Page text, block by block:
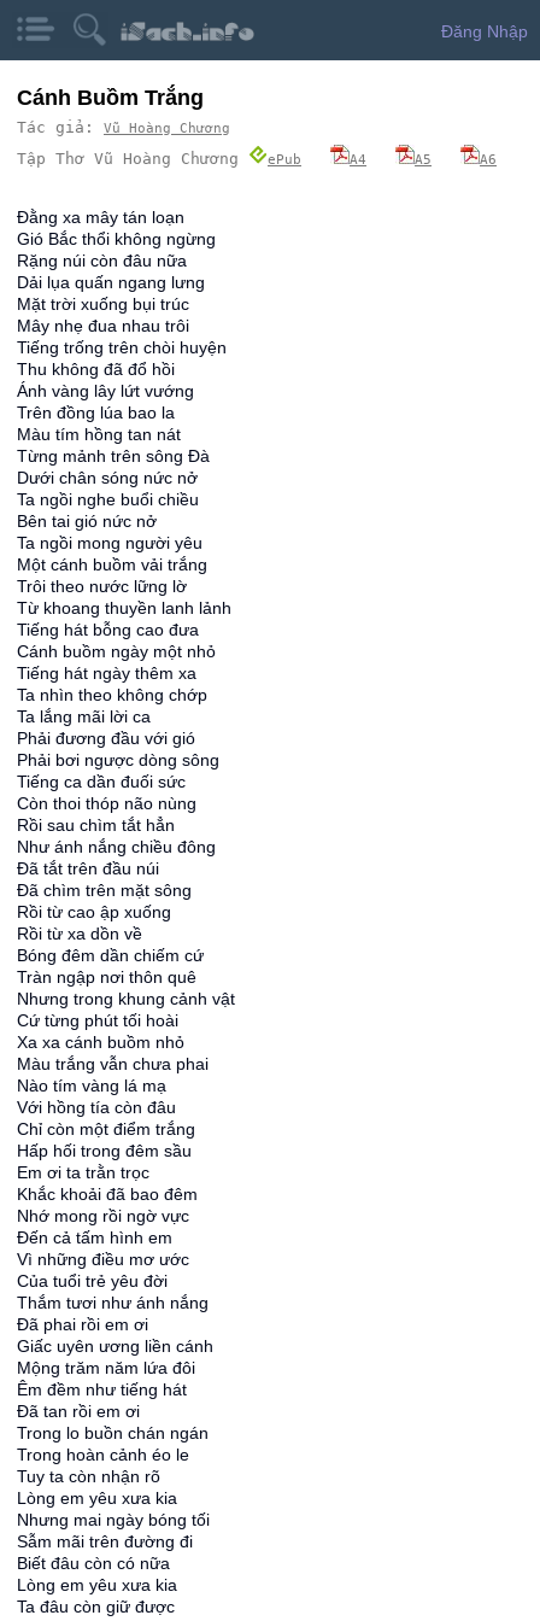
Đăng Nhập
Cánh Buồm Trắng
Tác giả: Vũ Hoàng Chương
Tập Thơ Vũ Hoàng Chương ePub A4 A5 A6
Đằng xa mây tán loạn
Gió Bắc thổi không ngừng
Rặng núi còn đâu nữa
Dải lụa quấn ngang lưng
Mặt trời xuống bụi trúc
Mây nhẹ đua nhau trôi
Tiếng trống trên chòi huyện
Thu không đã đổ hồi
Ánh vàng lây lứt vướng
Trên đồng lúa bao la
Màu tím hồng tan nát
Từng mảnh trên sông Đà
Dưới chân sóng nức nở
Ta ngồi nghe buổi chiều
Bên tai gió nức nở
Ta ngồi mong người yêu
Một cánh buồm vải trắng
Trôi theo nước lững lờ
Từ khoang thuyền lanh lảnh
Tiếng hát bỗng cao đưa
Cánh buồm ngày một nhỏ
Tiếng hát ngày thêm xa
Ta nhìn theo không chớp
Ta lắng mãi lời ca
Phải đương đầu với gió
Phải bơi ngược dòng sông
Tiếng ca dần đuối sức
Còn thoi thóp não nùng
Rồi sau chìm tắt hẳn
Như ánh nắng chiều đông
Đã tắt trên đầu núi
Đã chìm trên mặt sông
Rồi từ cao ập xuống
Rồi từ xa dồn về
Bóng đêm dần chiếm cứ
Tràn ngập nơi thôn quê
Nhưng trong khung cảnh vật
Cứ từng phút tối hoài
Xa xa cánh buồm nhỏ
Màu trắng vẫn chưa phai
Nào tím vàng lá mạ
Với hồng tía còn đâu
Chỉ còn một điểm trắng
Hấp hối trong đêm sầu
Em ơi ta trằn trọc
Khắc khoải đã bao đêm
Nhớ mong rồi ngờ vực
Đến cả tấm hình em
Vì những điều mơ ước
Của tuổi trẻ yêu đời
Thắm tươi như ánh nắng
Đã phai rồi em ơi
Giấc uyên ương liền cánh
Mộng trăm năm lứa đôi
Êm đềm như tiếng hát
Đã tan rồi em ơi
Trong lo buồn chán ngán
Trong hoàn cảnh éo le
Tuy ta còn nhận rõ
Lòng em yêu xưa kia
Nhưng mai ngày bóng tối
Sẫm mãi trên đường đi
Biết đâu còn có nữa
Lòng em yêu xưa kia
Ta đâu còn giữ được